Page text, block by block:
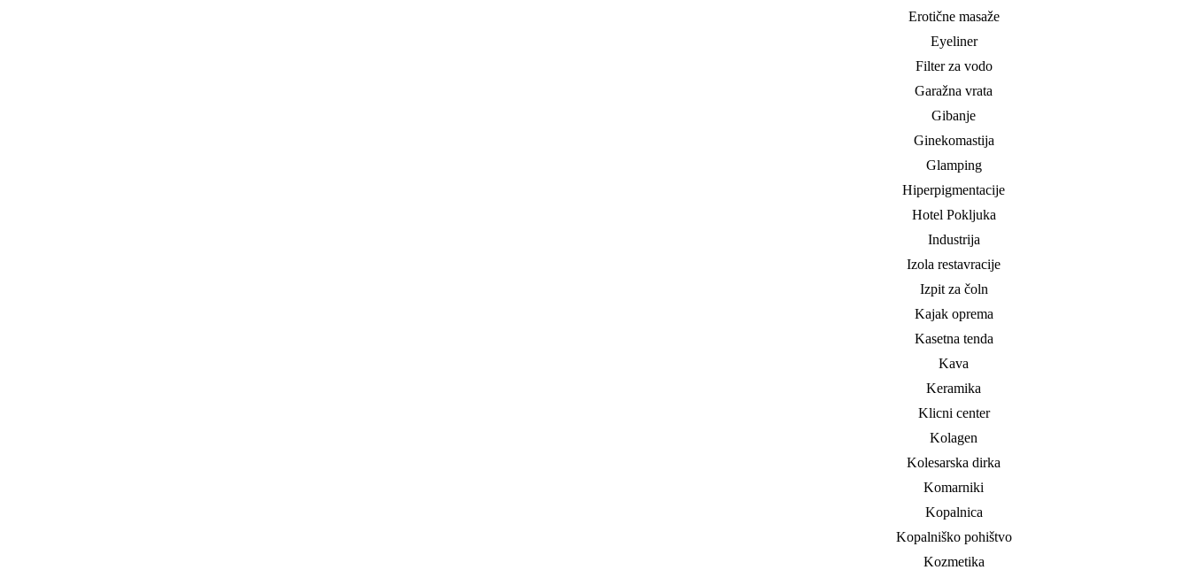
Erotične masaže
Eyeliner
Filter za vodo
Garažna vrata
Gibanje
Ginekomastija
Glamping
Hiperpigmentacije
Hotel Pokljuka
Industrija
Izola restavracije
Izpit za čoln
Kajak oprema
Kasetna tenda
Kava
Keramika
Klicni center
Kolagen
Kolesarska dirka
Komarniki
Kopalnica
Kopalniško pohištvo
Kozmetika